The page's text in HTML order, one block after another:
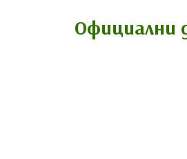
Официални